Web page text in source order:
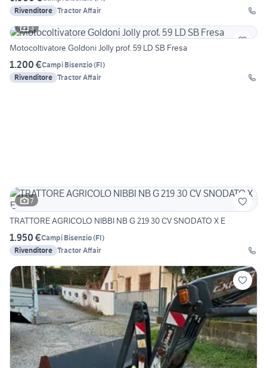
Rivenditore Tractor Affair
3
Motocoltivatore Goldoni Jolly prof. 59 LD SB Fresa
1.200 €Campi Bisenzio(FI)
Rivenditore Tractor Affair
7
TRATTORE AGRICOLO NIBBI NB G 219 30 CV SNODATO X E
1.950 €Campi Bisenzio(FI)
Rivenditore Tractor Affair